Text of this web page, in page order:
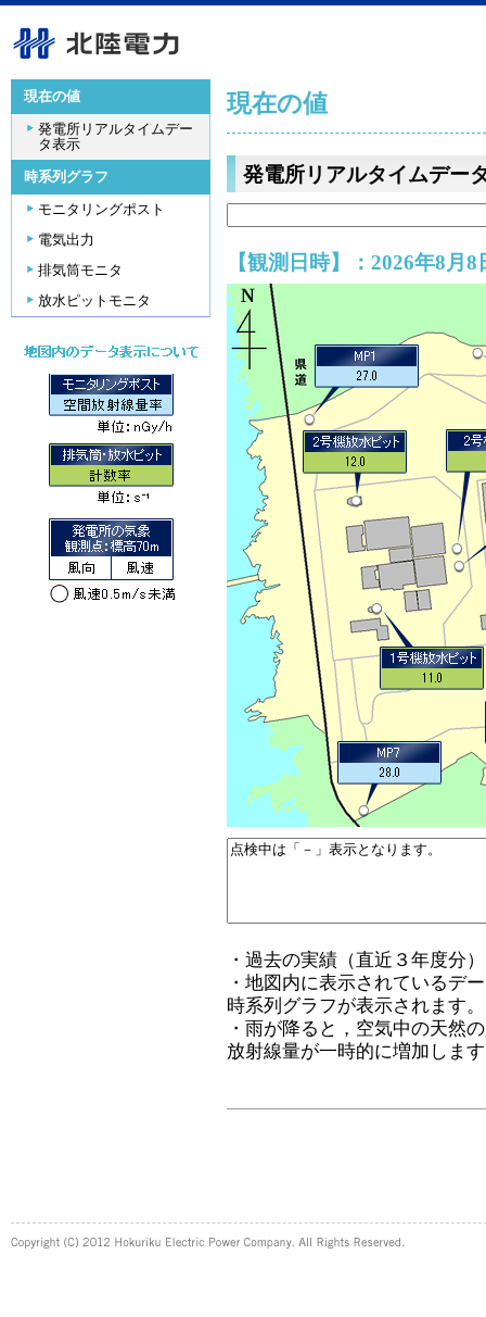
現在の値
発電所リアルタイムデー
タ表示
時系列グラフ
モニタリングポスト
電気出力
排気筒モニタ
放水ピットモニタ
現在の値
発電所リアルタイムデー
【観測日時】：2026年8月
・過去の実績（直近３年度分
・地図内に表示されているデ
時系列グラフが表示されます。
・雨が降ると，空気中の天然
放射線量が一時的に増加しま